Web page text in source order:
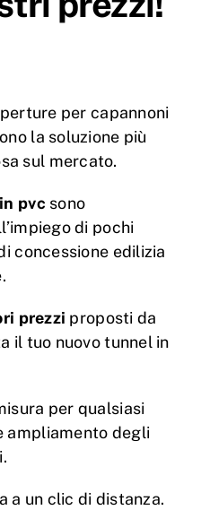
per capannoni
la soluzione più
sul mercato.
pvc sono
di pochi
concessione edilizia
prezzi proposti da
il tuo nuovo tunnel in
per qualsiasi
ampliamento degli
a un clic di distanza.